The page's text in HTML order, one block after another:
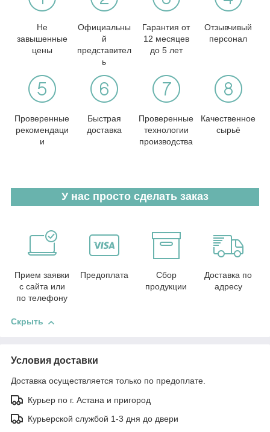
Не
завышенные
цены
Официальны
й
представител
ь
Гарантия от
12 месяцев
до 5 лет
Отзывчивый
персонал
Проверенные
рекомендаци
и
Быстрая
доставка
Проверенные
технологии
производства
Качественное
сырьё
У нас просто сделать заказ
Прием заявки
с сайта или
по телефону
Предоплата
Сбор
продукции
Доставка по
адресу
Скрыть
Условия доставки
Доставка осуществляется только по предоплате.
Курьер по г. Астана и пригород
Курьерской службой 1-3 дня до двери